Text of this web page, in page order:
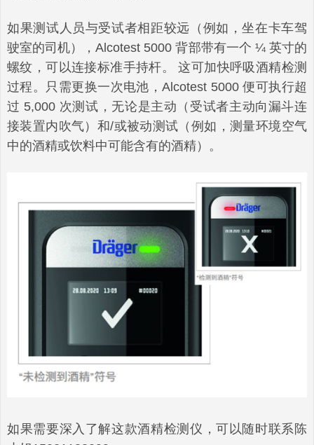
如果测试人员与受试者相距较远（例如，坐在卡车驾
驶室的司机），Alcotest 5000 背部带有一个 ¼ 英寸的
螺纹，可以连接标准手持杆。 这可加快呼吸酒精检测
过程。只需更换一次电池，Alcotest 5000 便可执行超
过 5,000 次测试，无论是主动（受试者主动向漏斗连
接装置内吹气）和/或被动测试（例如，测量环境空气
中的酒精或饮料中可能含有的酒精）。
如果需要深入了解这款酒精检测仪，可以随时联系陈